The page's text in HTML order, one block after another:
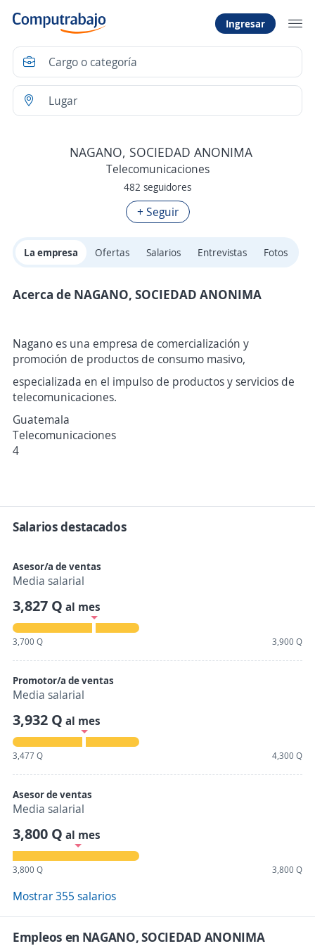
Ingresar
NAGANO, SOCIEDAD ANONIMA
Telecomunicaciones
482 seguidores
+ Seguir
La empresa Ofertas Salarios Entrevistas Fotos
Acerca de NAGANO, SOCIEDAD ANONIMA
Nagano es una empresa de comercialización y
promoción de productos de consumo masivo,
especializada en el impulso de productos y servicios de
telecomunicaciones.
Guatemala
Telecomunicaciones
4
Salarios destacados
Asesor/a de ventas
Media salarial
3,827 Q al mes
3,700 Q 3,900 Q
Promotor/a de ventas
Media salarial
3,932 Q al mes
3,477 Q 4,300 Q
Asesor de ventas
Media salarial
3,800 Q al mes
3,800 Q 3,800 Q
Mostrar 355 salarios
Empleos en NAGANO, SOCIEDAD ANONIMA